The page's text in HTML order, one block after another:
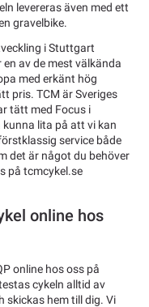
levereras även med ett
gravelbike.
i Stuttgart
av de mest välkända
med erkänt hög
pris. TCM är Sveriges
tätt med Focus i
lita på att vi kan
service både
det är något du behöver
på tcmcykel.se
online hos
online hos oss på
cykeln alltid av
skickas hem till dig. Vi